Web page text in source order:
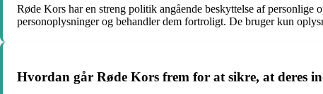
Røde Kors har en streng politik angående beskyttelse af
personoplysninger og behandler dem fortroligt. De bruger kun
Hvordan går Røde Kors frem for at sikre, at deres